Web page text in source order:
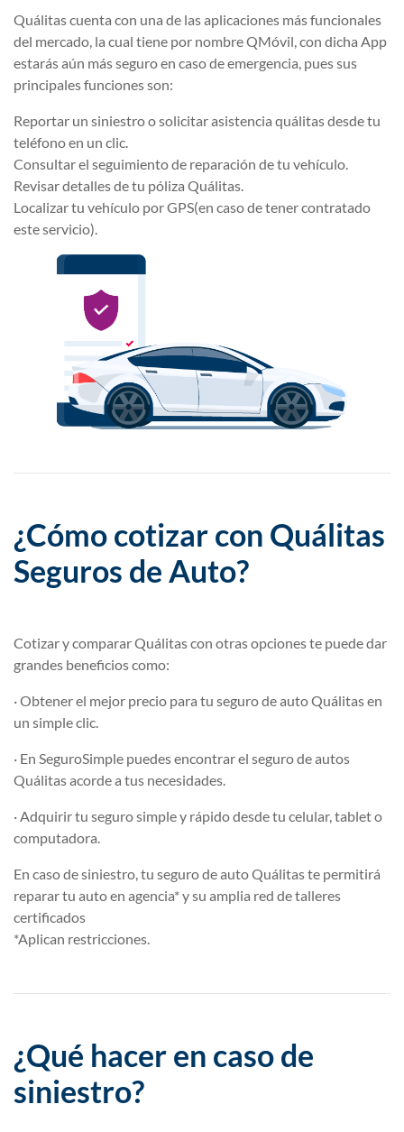
Quálitas cuenta con una de las aplicaciones más funcionales
del mercado, la cual tiene por nombre QMóvil, con dicha App
estarás aún más seguro en caso de emergencia, pues sus
principales funciones son:
Reportar un siniestro o solicitar asistencia quálitas desde tu
teléfono en un clic.
Consultar el seguimiento de reparación de tu vehículo.
Revisar detalles de tu póliza Quálitas.
Localizar tu vehículo por GPS(en caso de tener contratado
este servicio).
¿Cómo cotizar con Quálitas
Seguros de Auto?
Cotizar y comparar Quálitas con otras opciones te puede dar
grandes beneficios como:
· Obtener el mejor precio para tu seguro de auto Quálitas en
un simple clic.
· En SeguroSimple puedes encontrar el seguro de autos
Quálitas acorde a tus necesidades.
· Adquirir tu seguro simple y rápido desde tu celular, tablet o
computadora.
En caso de siniestro, tu seguro de auto Quálitas te permitirá
reparar tu auto en agencia* y su amplia red de talleres
certificados
*Aplican restricciones.
¿Qué hacer en caso de
siniestro?